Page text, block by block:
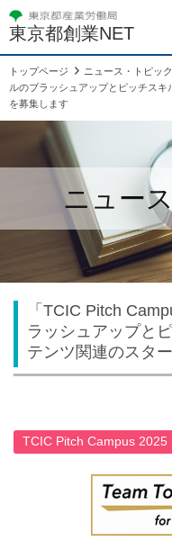
東京都創業NET
トップページ ニュース・トピッ
ルのブラッシュアップとピッチス
を募集します
ニュー
「TCIC Pitch
ラッシュアップと
テンツ関連のスタ
TCIC Pitch Campus 2025